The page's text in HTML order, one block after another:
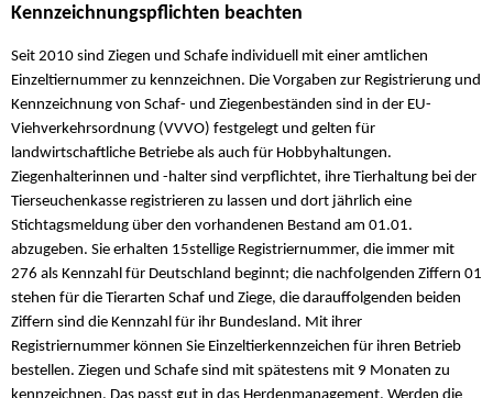
Kennzeichnungspflichten beachten
Seit 2010 sind Ziegen und Schafe individuell mit einer amtlichen
Einzeltiernummer zu kennzeichnen. Die Vorgaben zur Registrierung und
Kennzeichnung von Schaf- und Ziegenbeständen sind in der EU-
Viehverkehrsordnung (VVVO) festgelegt und gelten für
landwirtschaftliche Betriebe als auch für Hobbyhaltungen.
Ziegenhalterinnen und -halter sind verpflichtet, ihre Tierhaltung bei der
Tierseuchenkasse registrieren zu lassen und dort jährlich eine
Stichtagsmeldung über den vorhandenen Bestand am 01.01.
abzugeben. Sie erhalten 15stellige Registriernummer, die immer mit
276 als Kennzahl für Deutschland beginnt; die nachfolgenden Ziffern 01
stehen für die Tierarten Schaf und Ziege, die darauffolgenden beiden
Ziffern sind die Kennzahl für ihr Bundesland. Mit ihrer
Registriernummer können Sie Einzeltierkennzeichen für ihren Betrieb
bestellen. Ziegen und Schafe sind mit spätestens mit 9 Monaten zu
kennzeichnen. Das passt gut in das Herdenmanagement. Werden die